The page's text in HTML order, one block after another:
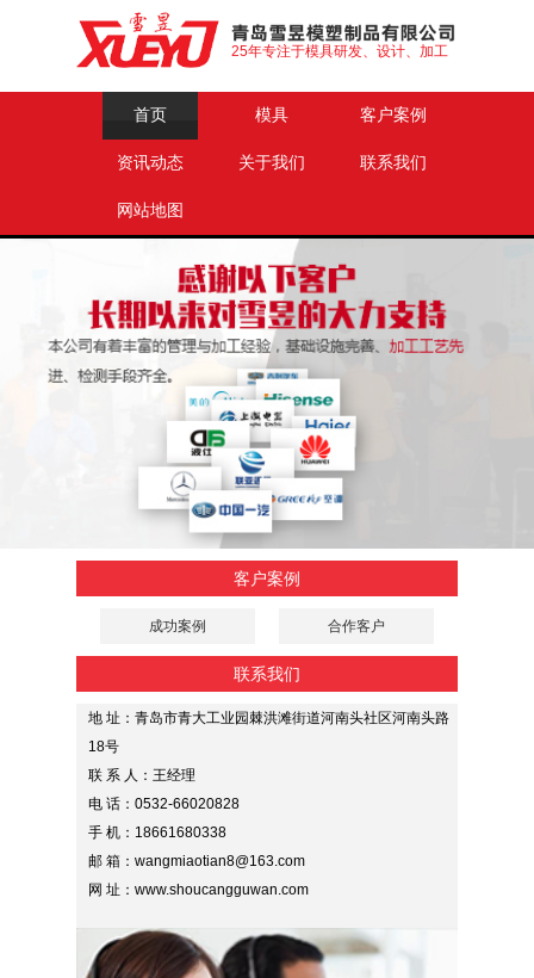
25年专注于模具研发、设计、加工
首页 模具 客户案例
资讯动态 关于我们 联系我们
网站地图
客户案例
成功案例 合作客户
联系我们
地 址：青岛市青大工业园棘洪滩街道河南头社区河南头路
18号
联 系 人：王经理
电 话：0532-66020828
手 机：18661680338
邮 箱：wangmiaotian8@163.com
网 址：www.shoucangguwan.com